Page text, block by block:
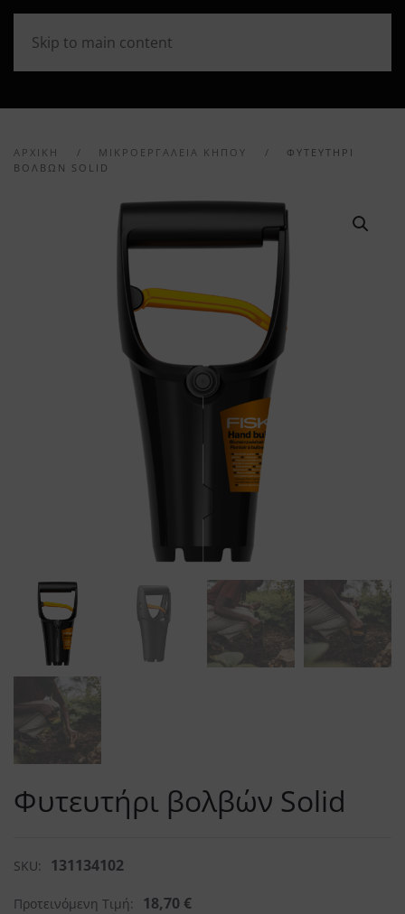
Skip to main content
ΑΡΧΙΚΉ ΜΙΚΡΟΕΡΓΑΛΕΙΑ ΚΗΠΟΥ
ΦΥΤΕΥΤΉΡΙ
ΒΟΛΒΏΝ SOLID
Φυτευτήρι βολβών Solid
SKU: 131134102
Προτεινόμενη Τιμή: 18,70 €